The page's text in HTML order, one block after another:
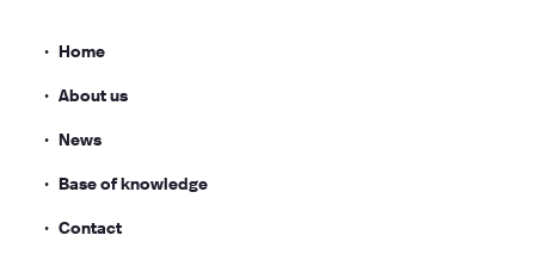
Home
About us
News
Base of knowledge
Contact